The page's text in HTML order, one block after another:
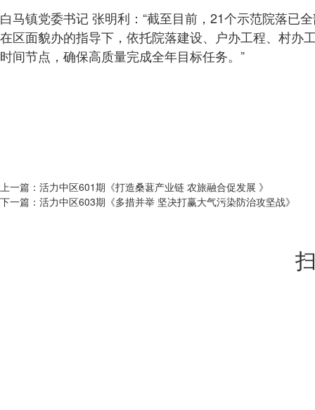
白马镇党委书记 张明利：“截至目前，21个示范院落已
在区面貌办的指导下，依托院落建设、户办工程、村办
时间节点，确保高质量完成全年目标任务。”
上一篇： 活力中区601期《打造桑葚产业链 农旅融合促发展 》
下一篇： 活力中区603期《多措并举 坚决打赢大气污染防治攻坚战》